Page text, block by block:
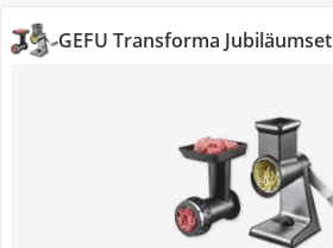
GEFU Transforma Jubiläumset